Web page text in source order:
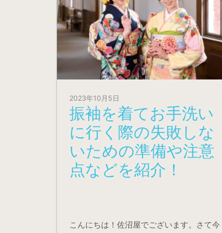
2023年10月5日
振袖を着てお手洗い
に行く際の失敗しな
いための準備や注意
点などを紹介！
こんにちは！佐沼屋でございます。さて今